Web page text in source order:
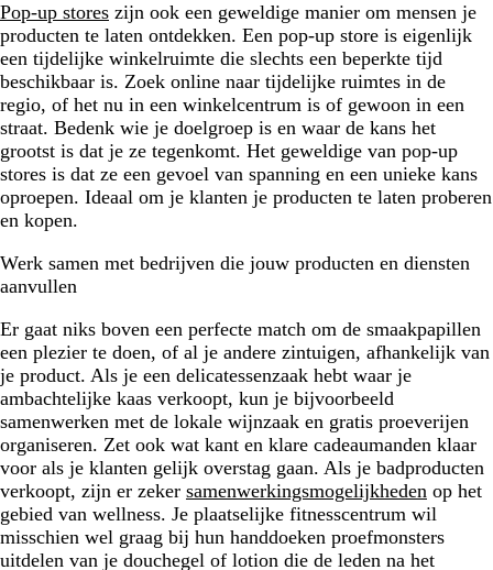
Pop-up stores zijn ook een geweldige manier om mensen je
producten te laten ontdekken. Een pop-up store is eigenlijk
een tijdelijke winkelruimte die slechts een beperkte tijd
beschikbaar is. Zoek online naar tijdelijke ruimtes in de
regio, of het nu in een winkelcentrum is of gewoon in een
straat. Bedenk wie je doelgroep is en waar de kans het
grootst is dat je ze tegenkomt. Het geweldige van pop-up
stores is dat ze een gevoel van spanning en een unieke kans
oproepen. Ideaal om je klanten je producten te laten proberen
en kopen.
Werk samen met bedrijven die jouw producten en diensten
aanvullen
Er gaat niks boven een perfecte match om de smaakpapillen
een plezier te doen, of al je andere zintuigen, afhankelijk van
je product. Als je een delicatessenzaak hebt waar je
ambachtelijke kaas verkoopt, kun je bijvoorbeeld
samenwerken met de lokale wijnzaak en gratis proeverijen
organiseren. Zet ook wat kant en klare cadeaumanden klaar
voor als je klanten gelijk overstag gaan. Als je badproducten
verkoopt, zijn er zeker samenwerkingsmogelijkheden op het
gebied van wellness. Je plaatselijke fitnesscentrum wil
misschien wel graag bij hun handdoeken proefmonsters
uitdelen van je douchegel of lotion die de leden na het